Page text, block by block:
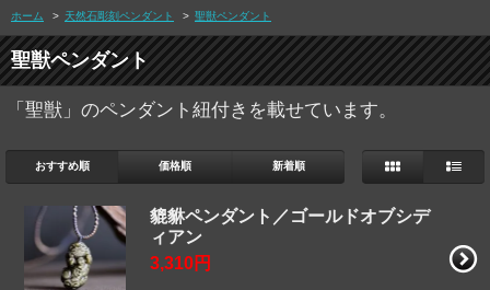
ホーム > 天然石彫刻ペンダント > 聖獣ペンダント
聖獣ペンダント
「聖獣」のペンダント紐付きを載せています。
おすすめ順 価格順 新着順
貔貅ペンダント／ゴールドオブシデ
ィアン
3,310円